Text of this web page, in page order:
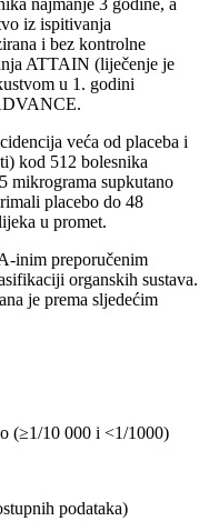
najmanje 3 godine, a
iz ispitivanja
i bez kontrolne
ATTAIN (liječenje je
u 1. godini
veća od placeba i
kod 512 bolesnika
mikrograma supkutano
placebo do 48
u promet.
inim preporučenim
organskih sustava.
je prema sljedećim
(≥1/10 000 i <1/1000)
podataka)